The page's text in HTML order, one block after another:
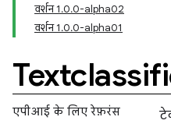
वर्शन 1.0.0-alpha02
वर्शन 1.0.0-alpha01
एपीआई के लिए रेफ़रंस